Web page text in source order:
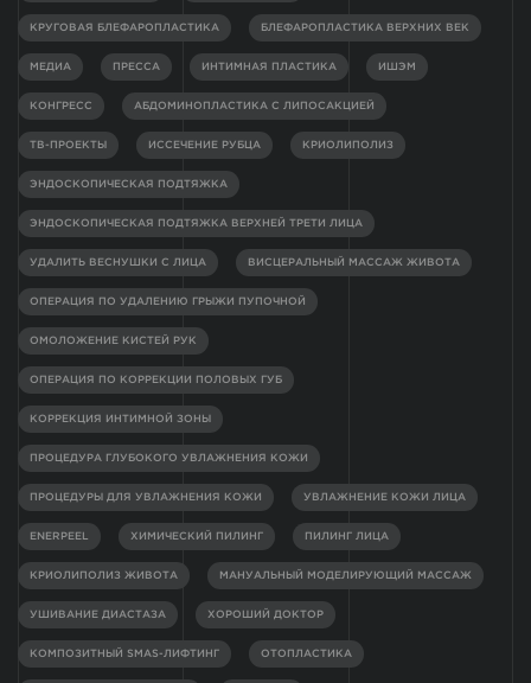
КРУГОВАЯ БЛЕФАРОПЛАСТИКА БЛЕФАРОПЛАСТИКА ВЕРХНИХ ВЕК
МЕДИА ПРЕССА ИНТИМНАЯ ПЛАСТИКА ИШЭМ
КОНГРЕСС АБДОМИНОПЛАСТИКА С ЛИПОСАКЦИЕЙ
ТВ-ПРОЕКТЫ ИССЕЧЕНИЕ РУБЦА КРИОЛИПОЛИЗ
ЭНДОСКОПИЧЕСКАЯ ПОДТЯЖКА
ЭНДОСКОПИЧЕСКАЯ ПОДТЯЖКА ВЕРХНЕЙ ТРЕТИ ЛИЦА
УДАЛИТЬ ВЕСНУШКИ С ЛИЦА ВИСЦЕРАЛЬНЫЙ МАССАЖ ЖИВОТА
ОПЕРАЦИЯ ПО УДАЛЕНИЮ ГРЫЖИ ПУПОЧНОЙ
ОМОЛОЖЕНИЕ КИСТЕЙ РУК
ОПЕРАЦИЯ ПО КОРРЕКЦИИ ПОЛОВЫХ ГУБ
КОРРЕКЦИЯ ИНТИМНОЙ ЗОНЫ
ПРОЦЕДУРА ГЛУБОКОГО УВЛАЖНЕНИЯ КОЖИ
ПРОЦЕДУРЫ ДЛЯ УВЛАЖНЕНИЯ КОЖИ УВЛАЖНЕНИЕ КОЖИ ЛИЦА
ENERPEEL ХИМИЧЕСКИЙ ПИЛИНГ ПИЛИНГ ЛИЦА
КРИОЛИПОЛИЗ ЖИВОТА МАНУАЛЬНЫЙ МОДЕЛИРУЮЩИЙ МАССАЖ
УШИВАНИЕ ДИАСТАЗА ХОРОШИЙ ДОКТОР
КОМПОЗИТНЫЙ SMAS-ЛИФТИНГ ОТОПЛАСТИКА